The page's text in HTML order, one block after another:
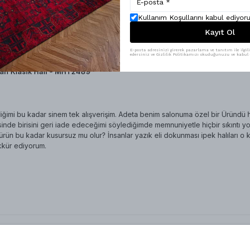
Klasik Halı - MHT2489
bu kadar sinem tek alışverişim. Adeta benim salonuma özel bir Üründü
birisini geri iade edeceğimi söylediğimde memnuniyetle hiçbir sıkıntı
bu kadar kusursuz mu olur? İnsanlar yazık eli dokunması ipek halıları
ediyorum.
Kullanım Koşullarını kabul
Kayıt Ol
E-posta adresinizi girerek pazarlama ve tanıtım ile
edersiniz ve Gizlilik Politikamızı okuduğunuzu ve kabul